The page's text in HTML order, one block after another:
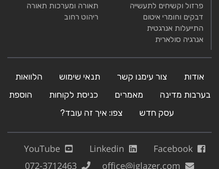
פרזול וקשיחים לתעשייה
דבקים וחומרי איטום
התייעלות אנרגטית
אנרגיה סולארית
תאורה ומערכות תאורה
ריהוט רחוב
אודות צור עימנו קשר תנאי שימוש
הלוואות
בערבות מדינה
מאמרים כניסת לקוחות
הוספת
עסק חדש
צפו: איך זה עובד?
Facebook